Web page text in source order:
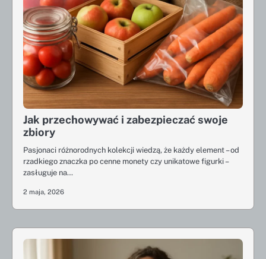
Jak przechowywać i zabezpieczać swoje
zbiory
Pasjonaci różnorodnych kolekcji wiedzą, że każdy element – od
rzadkiego znaczka po cenne monety czy unikatowe figurki –
zasługuje na…
2 maja, 2026